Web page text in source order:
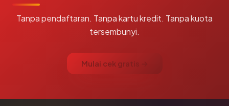
Tanpa pendaftaran. Tanpa kartu kredit. Tanpa kuota
tersembunyi.
Mulai cek gratis →